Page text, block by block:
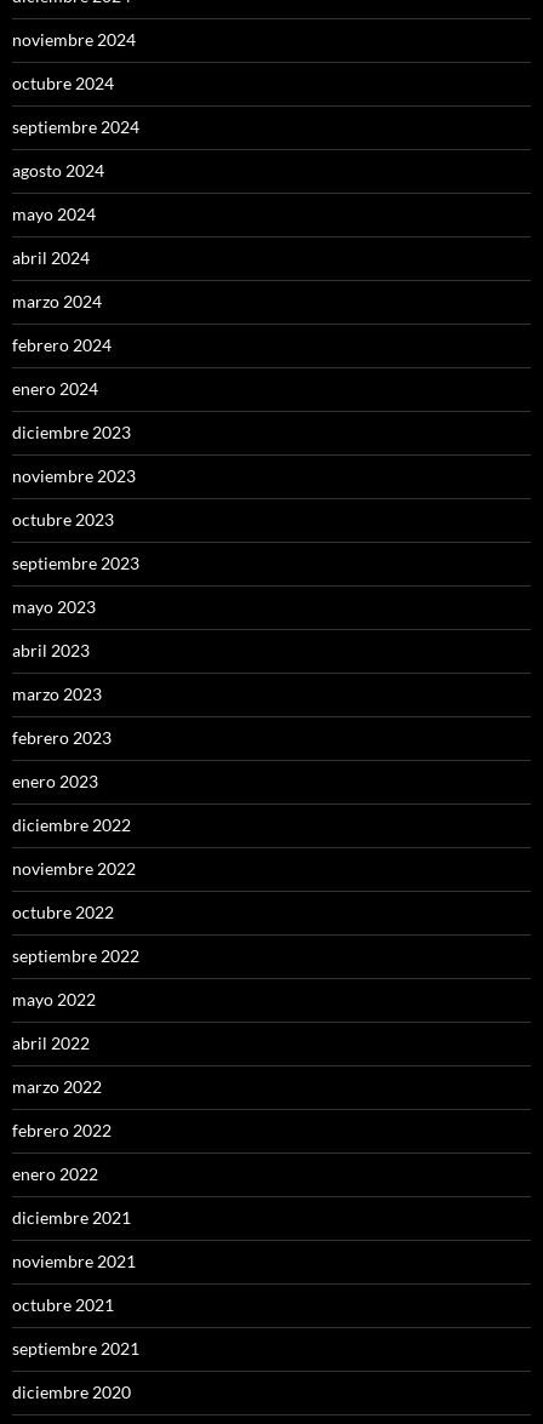
noviembre 2024
octubre 2024
septiembre 2024
agosto 2024
mayo 2024
abril 2024
marzo 2024
febrero 2024
enero 2024
diciembre 2023
noviembre 2023
octubre 2023
septiembre 2023
mayo 2023
abril 2023
marzo 2023
febrero 2023
enero 2023
diciembre 2022
noviembre 2022
octubre 2022
septiembre 2022
mayo 2022
abril 2022
marzo 2022
febrero 2022
enero 2022
diciembre 2021
noviembre 2021
octubre 2021
septiembre 2021
diciembre 2020